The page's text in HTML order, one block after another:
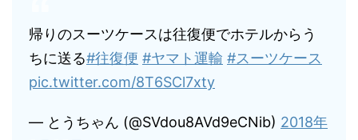
帰りのスーツケースは往復便でホテルからう
ちに送る#往復便 #ヤマト運輸 #スーツケース
pic.twitter.com/8T6SCl7xty
— とうちゃん (@SVdou8AVd9eCNib) 2018年